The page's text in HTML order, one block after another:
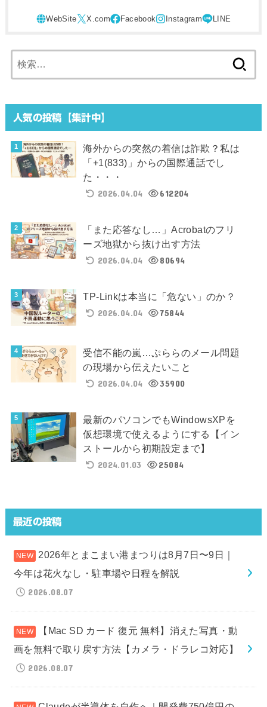
索:
人気の投稿【集計中】
海外からの突然の着信は詐欺？私は
「+1(833)」からの国際通話でし
た・・・
2026.04.04
612204
「また応答なし…」Acrobatのフリ
ーズ地獄から抜け出す方法
2026.04.04
80694
TP-Linkは本当に「危ない」のか？
2026.04.04
75844
受信不能の嵐…ぷららのメール問題
の現場から伝えたいこと
2026.04.04
35900
最新のパソコンでもWindowsXPを
仮想環境で使えるようにする【イン
ストールから初期設定まで】
2024.01.03
25084
最近の投稿
2026年とまこまい港まつりは8月7日〜9日｜
今年は花火なし・駐車場や日程を解説
2026.08.07
【Mac SD カード 復元 無料】消えた写真・動
画を無料で取り戻す方法【カメラ・ドラレコ対応】
2026.08.07